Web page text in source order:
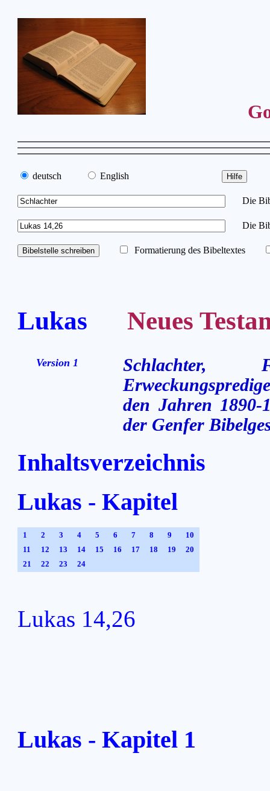
deutsch English
Die
Die
Formatierung des Bibeltextes
Lukas Neues
Version 1
Schlachter,
den Jahren 1890-
der Genfer
Inhaltsverzeichnis
Lukas - Kapitel
1 2 3 4 5 6 7 8 9
10
11
12 13 14 15 16 17 18 19
20
21
22 23 24
Lukas 14,26
Lukas - Kapitel 1